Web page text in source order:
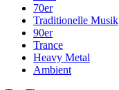
70er
Traditionelle Musik
90er
Trance
Heavy Metal
Ambient